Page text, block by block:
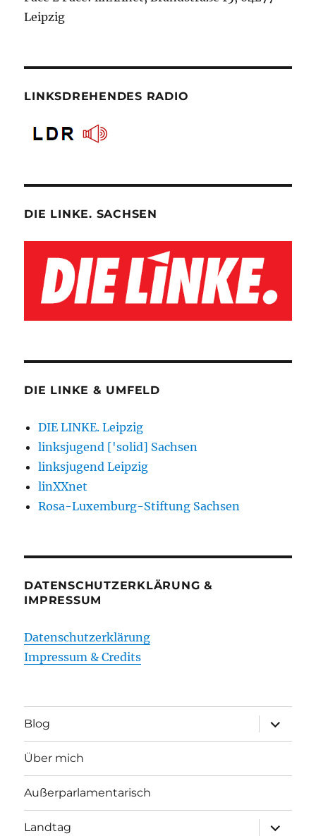
Leipzig
LINKSDREHENDES RADIO
DIE LINKE. SACHSEN
DIE LINKE & UMFELD
DIE LINKE. Leipzig
linksjugend ['solid] Sachsen
linksjugend Leipzig
linXXnet
Rosa-Luxemburg-Stiftung Sachsen
DATENSCHUTZERKLÄRUNG &
IMPRESSUM
Datenschutzerklärung
Impressum & Credits
Blog
öffnen
Über mich
Außerparlamentarisch
Landtag